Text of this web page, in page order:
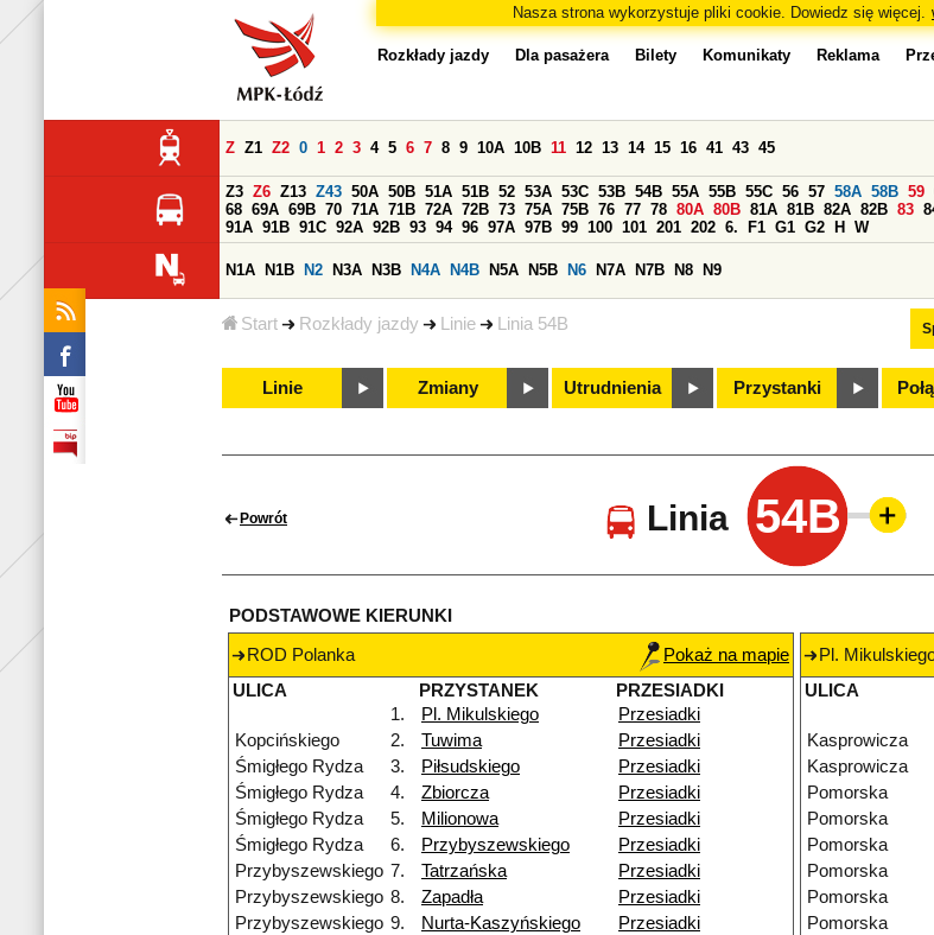
Nasza strona wykorzystuje pliki cookie. Dowiedz się więcej.
Start Rozkłady jazdy Linie Linia 54B
Rozkłady jazdy Dla pasażera Bilety Komunikaty Reklama
Z Z1 Z2 0 1 2 3 4 5 6 7 8 9 10A 10B 11 12 13 14 15 16 41 43 45
Z3 Z6 Z13 Z43 50A 50B 51A 51B 52 53A 53C 53B 54B 55A 55B 55C 56 57 58A 58B 59
68 69A 69B 70 71A 71B 72A 72B 73 75A 75B 76 77 78 80A 80B 81A 81B 82A 82B 83
91A 91B 91C 92A 92B 93 94 96 97A 97B 99 100 101 201 202 6. F1 G1 G2 H W
N1A N1B N2 N3A N3B N4A N4B N5A N5B N6 N7A N7B N8 N9
Linie Zmiany Utrudnienia Przystanki
Powrót Linia 54B
PODSTAWOWE KIERUNKI
ROD Polanka
Pokaż na mapie
ULICA
PRZYSTANEK
PRZESIADKI
1.
Pl. Mikulskiego
Przesiadki
Kopcińskiego
2. Tuwima
Przesiadki
Śmigłego Rydza
3. Piłsudskiego
Przesiadki
Śmigłego Rydza
4. Zbiorcza
Przesiadki
Śmigłego Rydza
5. Milionowa
Przesiadki
Śmigłego Rydza
6. Przybyszewskiego
Przesiadki
Przybyszewskiego 7. Tatrzańska
Przesiadki
Przybyszewskiego 8. Zapadła
Przesiadki
Przybyszewskiego 9. Nurta-Kaszyńskiego
Przesiadki
Pl.
ULICA
Kasprowicza
Kasprowicza
Pomorska
Pomorska
Pomorska
Pomorska
Pomorska
Pomorska